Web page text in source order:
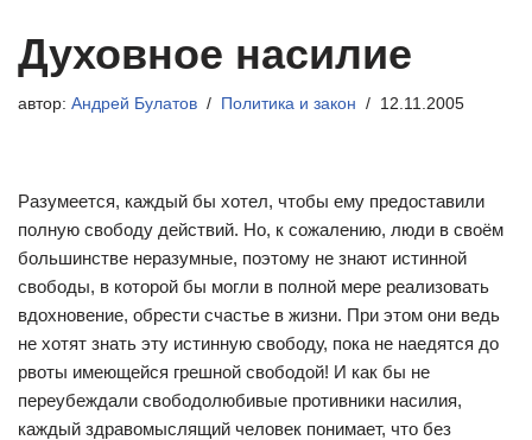
Духовное насилие
автор: Андрей Булатов Политика и закон 12.11.2005
Разумеется, каждый бы хотел, чтобы ему предоставили
полную свободу действий. Но, к сожалению, люди в своём
большинстве неразумные, поэтому не знают истинной
свободы, в которой бы могли в полной мере реализовать
вдохновение, обрести счастье в жизни. При этом они ведь
не хотят знать эту истинную свободу, пока не наедятся до
рвоты имеющейся грешной свободой! И как бы не
переубеждали свободолюбивые противники насилия,
каждый здравомыслящий человек понимает, что без